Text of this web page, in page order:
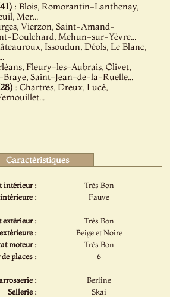
: Blois, Romorantin-Lanthenay,
Mer...
Vierzon, Saint-Amand-
Doulchard, Mehun-sur-Yèvre...
Issoudun, Déols, Le Blanc,
Fleury-les-Aubrais, Olivet,
Saint-Jean-de-la-Ruelle...
: Chartres, Dreux, Lucé,
Caractéristiques
intérieur :
Très Bon
:
Fauve
extérieur :
Très Bon
:
Beige et Noire
moteur :
Très Bon
places :
6
:
Berline
Sellerie :
Skai